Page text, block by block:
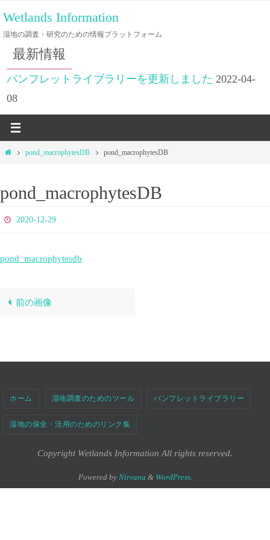
ン
テ
ツ
ス
プ
Wetlands Information
湿地の調査・研究のための情報プラットフォーム
最新情報
パンフレットライブラリーを更新しました 2022-04-
08
ホ
pond_macrophytesDB pond_macrophytesDB
pond_macrophytesDB
2020-12-29
pond_macrophytesdb
前の画像
ホーム 湿地調査のためのツール パンフレットライブラリー
湿地の保全・活用のためのリンク集
Copyright Wetlands Information All rights reserved.
Powered by Nirvana & WordPress.